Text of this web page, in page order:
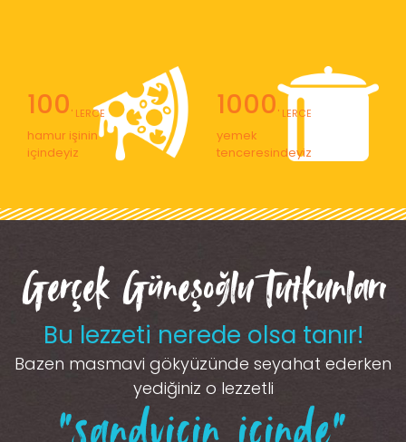
100' LERCE
hamur işinin
içindeyiz
1000' LERCE
yemek
tenceresindeyiz
Gerçek Güneşoğlu Tutkunları
Bu lezzeti nerede olsa tanır!
Bazen masmavi gökyüzünde seyahat ederken
yediğiniz o lezzetli